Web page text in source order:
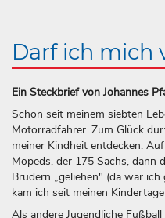
Darf ich mich
Ein Steckbrief von Johannes
Schon seit meinem siebten
Motorradfahrer. Zum Glück
meiner Kindheit entdecken.
Mopeds, der 175 Sachs, dann
Brüdern „geliehen" (da war ich
kam ich seit meinen
Als andere Jugendliche